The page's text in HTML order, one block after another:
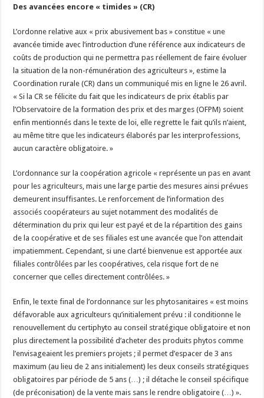
Des avancées encore « timides » (CR)
L’ordonne relative aux « prix abusivement bas » constitue « une
avancée timide avec l’introduction d’une référence aux indicateurs de
coûts de production qui ne permettra pas réellement de faire évoluer
la situation de la non-rémunération des agriculteurs », estime la
Coordination rurale (CR) dans un communiqué mis en ligne le 26 avril.
« Si la CR se félicite du fait que les indicateurs de prix établis par
l’Observatoire de la formation des prix et des marges (OFPM) soient
enfin mentionnés dans le texte de loi, elle regrette le fait qu’ils n’aient,
au même titre que les indicateurs élaborés par les interprofessions,
aucun caractère obligatoire. »
L’ordonnance sur la coopération agricole « représente un pas en avant
pour les agriculteurs, mais une large partie des mesures ainsi prévues
demeurent insuffisantes. Le renforcement de l’information des
associés coopérateurs au sujet notamment des modalités de
détermination du prix qui leur est payé et de la répartition des gains
de la coopérative et de ses filiales est une avancée que l’on attendait
impatiemment. Cependant, si une clarté bienvenue est apportée aux
filiales contrôlées par les coopératives, cela risque fort de ne
concerner que celles directement contrôlées. »
Enfin, le texte final de l’ordonnance sur les phytosanitaires « est moins
défavorable aux agriculteurs qu’initialement prévu : il conditionne le
renouvellement du certiphyto au conseil stratégique obligatoire et non
plus directement la possibilité d’acheter des produits phytos comme
l’envisageaient les premiers projets ; il permet d’espacer de 3 ans
maximum (au lieu de 2 ans initialement) les deux conseils stratégiques
obligatoires par période de 5 ans (…) ; il détache le conseil spécifique
(de préconisation) de la vente mais sans le rendre obligatoire (…) ».